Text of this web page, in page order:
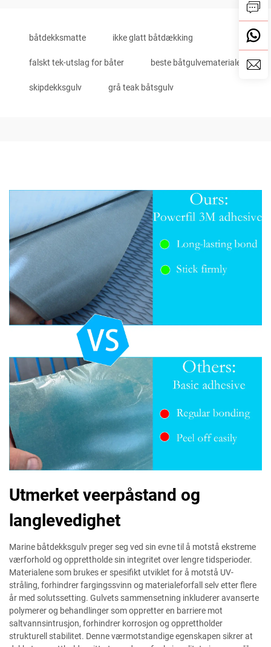
båtdekksmatte ikke glatt båtdækking
falskt tek-utslag for båter beste båtgulvemateriale
skipdekksgulv grå teak båtsgulv
Utmerket veerpåstand og
langlevedighet
Marine båtdekksgulv preger seg ved sin evne til å motstå ekstreme
værforhold og opprettholde sin integritet over lengre tidsperioder.
Materialene som brukes er spesifikt utviklet for å motstå UV-
stråling, forhindrer fargingssvinn og materialeforfall selv etter flere
år med solutssetting. Gulvets sammensetning inkluderer avanserte
polymerer og behandlinger som oppretter en barriere mot
saltvannsintrusjon, forhindrer korrosjon og opprettholder
strukturell stabilitet. Denne værmotstandige egenskapen sikrer at